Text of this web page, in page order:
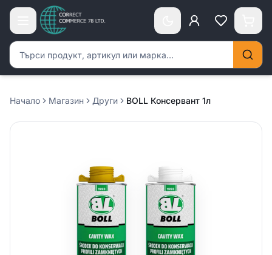
Търсене на продукти
Начало Магазин Други BOLL Консервант 1л